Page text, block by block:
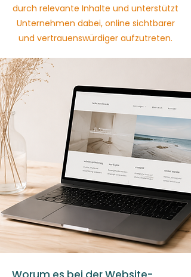
durch relevante Inhalte und unterstützt
Unternehmen dabei, online sichtbarer
und vertrauenswürdiger aufzutreten.